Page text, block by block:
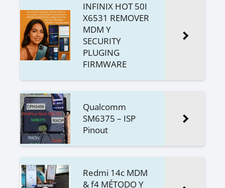
INFINIX HOT 50I
X6531 REMOVER
MDM Y
SECURITY
PLUGING
FIRMWARE
Qualcomm
SM6375 – ISP
Pinout
Redmi 14c MDM
& f4 MÉTODO Y